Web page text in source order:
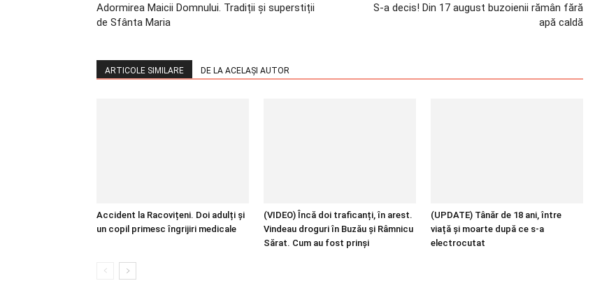
Adormirea Maicii Domnului. Tradiții și superstiții
de Sfânta Maria
S-a decis! Din 17 august buzoienii rămân fără
apă caldă
ARTICOLE SIMILARE DE LA ACELAȘI AUTOR
Accident la Racovițeni. Doi adulți și
un copil primesc îngrijiri medicale
(VIDEO) Încă doi traficanți, în arest.
Vindeau droguri în Buzău și Râmnicu
Sărat. Cum au fost prinși
(UPDATE) Tânăr de 18 ani, între
viață și moarte după ce s-a
electrocutat